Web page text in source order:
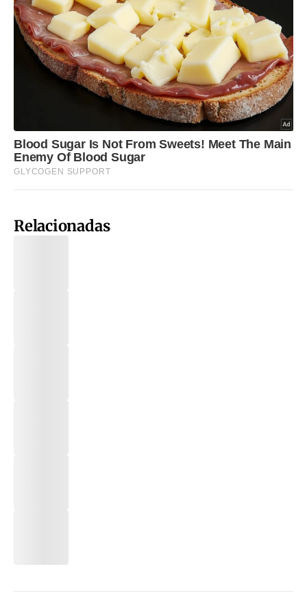
Relacionadas